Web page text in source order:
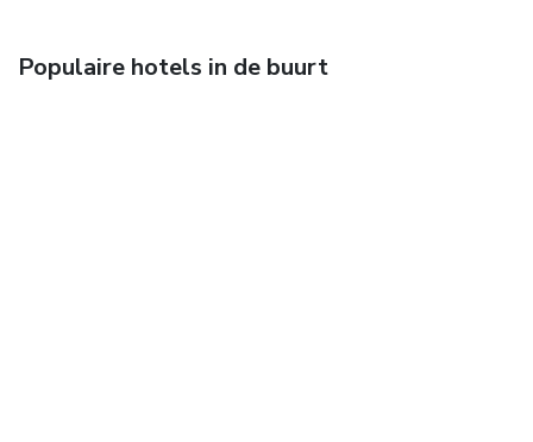
Populaire hotels in de buurt